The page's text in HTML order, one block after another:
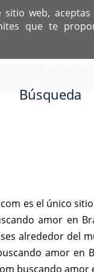
sitio web,
que te
DEDICADO A
Sí ya
Búsqueda
es el único
amor en
alrededor del
amor en
buscando amor